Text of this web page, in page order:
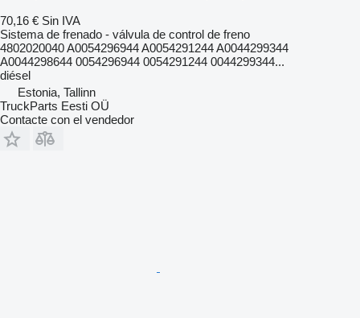
70,16 € Sin IVA
Sistema de frenado - válvula de control de freno
4802020040 A0054296944 A0054291244 A0044299344
A0044298644 0054296944 0054291244 0044299344...
diésel
Estonia, Tallinn
TruckParts Eesti OÜ
Contacte con el vendedor